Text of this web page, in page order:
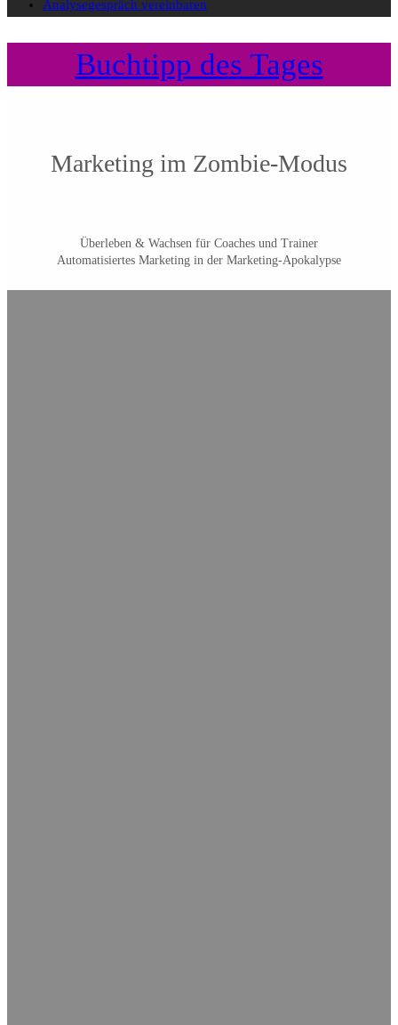
Analysegespräch vereinbaren
Buchtipp des Tages
Marketing im Zombie-Modus
Überleben & Wachsen für Coaches und Trainer
Automatisiertes Marketing in der Marketing-Apokalypse